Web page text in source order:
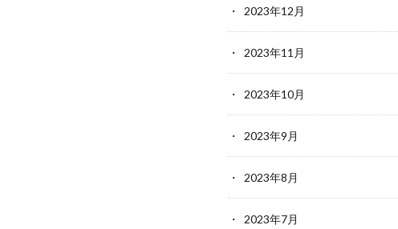
2023年12月
2023年11月
2023年10月
2023年9月
2023年8月
2023年7月